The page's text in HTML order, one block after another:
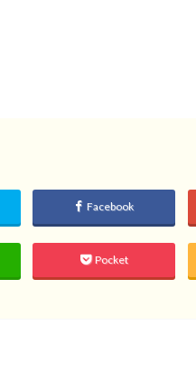
Facebook
Pocket